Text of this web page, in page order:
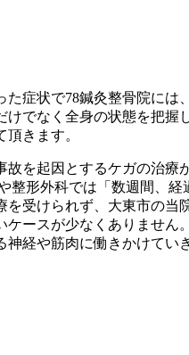
症状で78鍼灸整骨院に
でなく全身の状態を把
きます。
を起因とするケガの治
形外科では「数週間、
受けられず、大東市の
ースが少なくありませ
経や筋肉に働きかけて